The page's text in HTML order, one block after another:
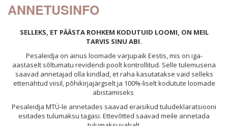
ANNETUSINFO
SELLEKS, ET PÄÄSTA ROHKEM KODUTUID LOOMI, ON MEIL
TARVIS SINU ABI.
Pesaleidja on ainus loomade varjupaik Eestis, mis on iga-
aastaselt sõltumatu revidendi poolt kontrollitud. Selle tulemusena
saavad annetajad olla kindlad, et raha kasutatakse vaid selleks
ettenähtud viisil, põhikirjajärgselt ja 100%-liselt kodutute loomade
abistamiseks
Pesaleidja MTÜ-le annetades saavad eraisikud tuludeklaratsiooni
esitades tulumaksu tagasi. Ettevõtted saavad meile annetada